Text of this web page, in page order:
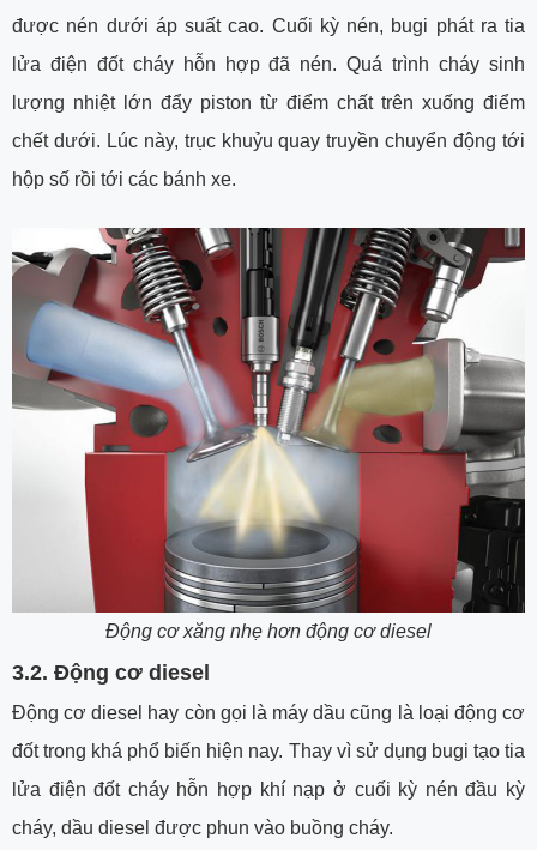
được nén dưới áp suất cao. Cuối kỳ nén, bugi phát ra tia
lửa điện đốt cháy hỗn hợp đã nén. Quá trình cháy sinh
lượng nhiệt lớn đẩy piston từ điểm chất trên xuống điểm
chết dưới. Lúc này, trục khuỷu quay truyền chuyển động tới
hộp số rồi tới các bánh xe.
Động cơ xăng nhẹ hơn động cơ diesel
3.2. Động cơ diesel
Động cơ diesel hay còn gọi là máy dầu cũng là loại động cơ
đốt trong khá phổ biến hiện nay. Thay vì sử dụng bugi tạo tia
lửa điện đốt cháy hỗn hợp khí nạp ở cuối kỳ nén đầu kỳ
cháy, dầu diesel được phun vào buồng cháy.